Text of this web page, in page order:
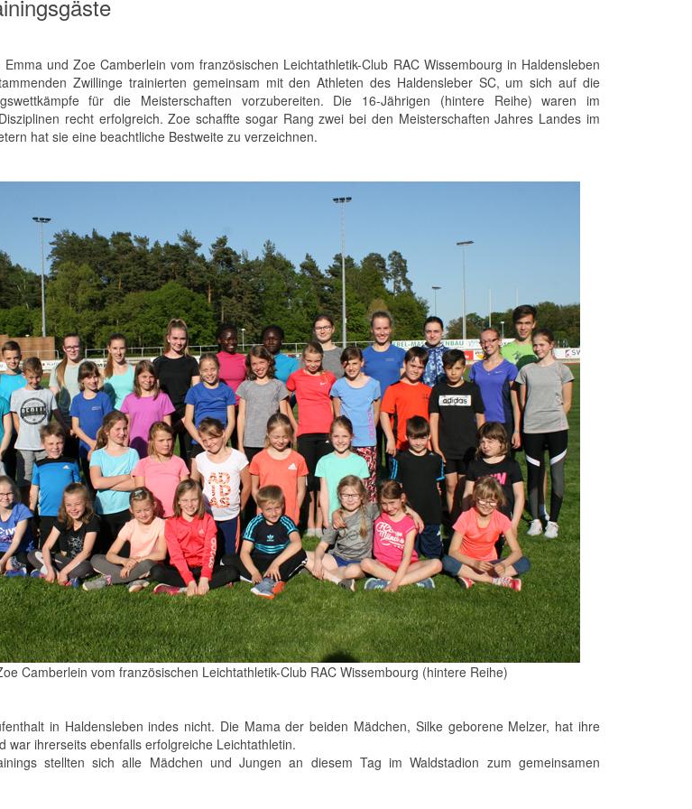
und Zoe Camberlein vom französischen Leichtathletik-Club RAC Wissembourg in Haldensleben
Zwillinge trainierten gemeinsam mit den Athleten des Haldensleber SC, um sich auf die
für die Meisterschaften vorzubereiten. Die 16-Jährigen (hintere Reihe) waren im
recht erfolgreich. Zoe schaffte sogar Rang zwei bei den Meisterschaften Jahres Landes im
hat sie eine beachtliche Bestweite zu verzeichnen.
Camberlein vom französischen Leichtathletik-Club RAC Wissembourg (hintere Reihe)
in Haldensleben indes nicht. Die Mama der beiden Mädchen, Silke geborene Melzer, hat ihre
war ihrerseits ebenfalls erfolgreiche Leichtathletin.
stellten sich alle Mädchen und Jungen an diesem Tag im Waldstadion zum gemeinsamen